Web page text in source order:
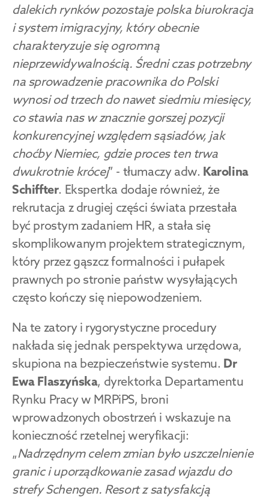
dalekich rynków pozostaje polska biurokracja
i system imigracyjny, który obecnie
charakteryzuje się ogromną
nieprzewidywalnością. Średni czas potrzebny
na sprowadzenie pracownika do Polski
wynosi od trzech do nawet siedmiu miesięcy,
co stawia nas w znacznie gorszej pozycji
konkurencyjnej względem sąsiadów, jak
choćby Niemiec, gdzie proces ten trwa
dwukrotnie krócej” - tłumaczy adw. Karolina
Schiffter. Ekspertka dodaje również, że
rekrutacja z drugiej części świata przestała
być prostym zadaniem HR, a stała się
skomplikowanym projektem strategicznym,
który przez gąszcz formalności i pułapek
prawnych po stronie państw wysyłających
często kończy się niepowodzeniem.
Na te zatory i rygorystyczne procedury
nakłada się jednak perspektywa urzędowa,
skupiona na bezpieczeństwie systemu. Dr
Ewa Flaszyńska, dyrektorka Departamentu
Rynku Pracy w MRPiPS, broni
wprowadzonych obostrzeń i wskazuje na
konieczność rzetelnej weryfikacji:
„Nadrzędnym celem zmian było uszczelnienie
granic i uporządkowanie zasad wjazdu do
strefy Schengen. Resort z satysfakcją